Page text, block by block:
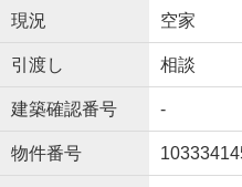
現況 空家
引渡し 相談
建築確認番号 -
物件番号